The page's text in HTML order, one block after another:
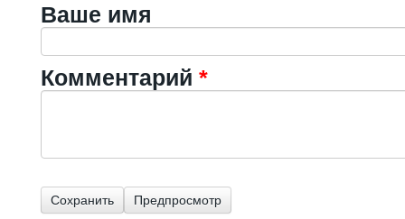
Ваше имя
Комментарий *